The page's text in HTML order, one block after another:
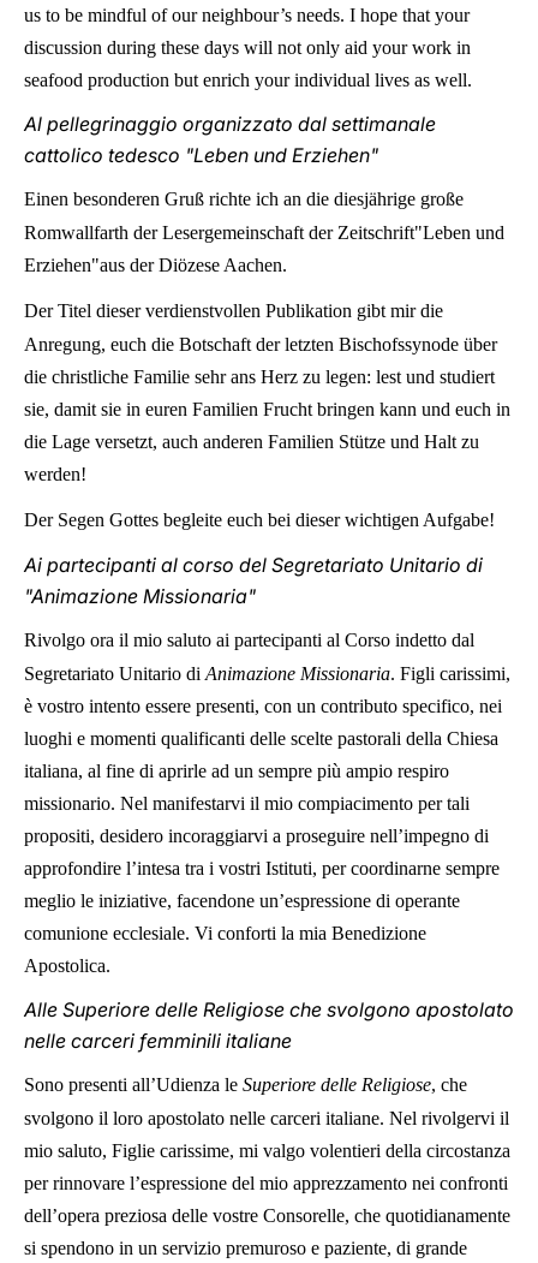
us to be mindful of our neighbour’s needs. I hope that your
discussion during these days will not only aid your work in
seafood production but enrich your individual lives as well.
Al pellegrinaggio organizzato dal settimanale
cattolico tedesco "Leben und Erziehen"
Einen besonderen Gruß richte ich an die diesjährige große
Romwallfarth der Lesergemeinschaft der Zeitschrift"Leben und
Erziehen"aus der Diözese Aachen.
Der Titel dieser verdienstvollen Publikation gibt mir die
Anregung, euch die Botschaft der letzten Bischofssynode über
die christliche Familie sehr ans Herz zu legen: lest und studiert
sie, damit sie in euren Familien Frucht bringen kann und euch in
die Lage versetzt, auch anderen Familien Stütze und Halt zu
werden!
Der Segen Gottes begleite euch bei dieser wichtigen Aufgabe!
Ai partecipanti al corso del Segretariato Unitario di
"Animazione Missionaria"
Rivolgo ora il mio saluto ai partecipanti al Corso indetto dal
Segretariato Unitario di Animazione Missionaria. Figli carissimi,
è vostro intento essere presenti, con un contributo specifico, nei
luoghi e momenti qualificanti delle scelte pastorali della Chiesa
italiana, al fine di aprirle ad un sempre più ampio respiro
missionario. Nel manifestarvi il mio compiacimento per tali
propositi, desidero incoraggiarvi a proseguire nell’impegno di
approfondire l’intesa tra i vostri Istituti, per coordinarne sempre
meglio le iniziative, facendone un’espressione di operante
comunione ecclesiale. Vi conforti la mia Benedizione
Apostolica.
Alle Superiore delle Religiose che svolgono apostolato
nelle carceri femminili italiane
Sono presenti all’Udienza le Superiore delle Religiose, che
svolgono il loro apostolato nelle carceri italiane. Nel rivolgervi il
mio saluto, Figlie carissime, mi valgo volentieri della circostanza
per rinnovare l’espressione del mio apprezzamento nei confronti
dell’opera preziosa delle vostre Consorelle, che quotidianamente
si spendono in un servizio premuroso e paziente, di grande